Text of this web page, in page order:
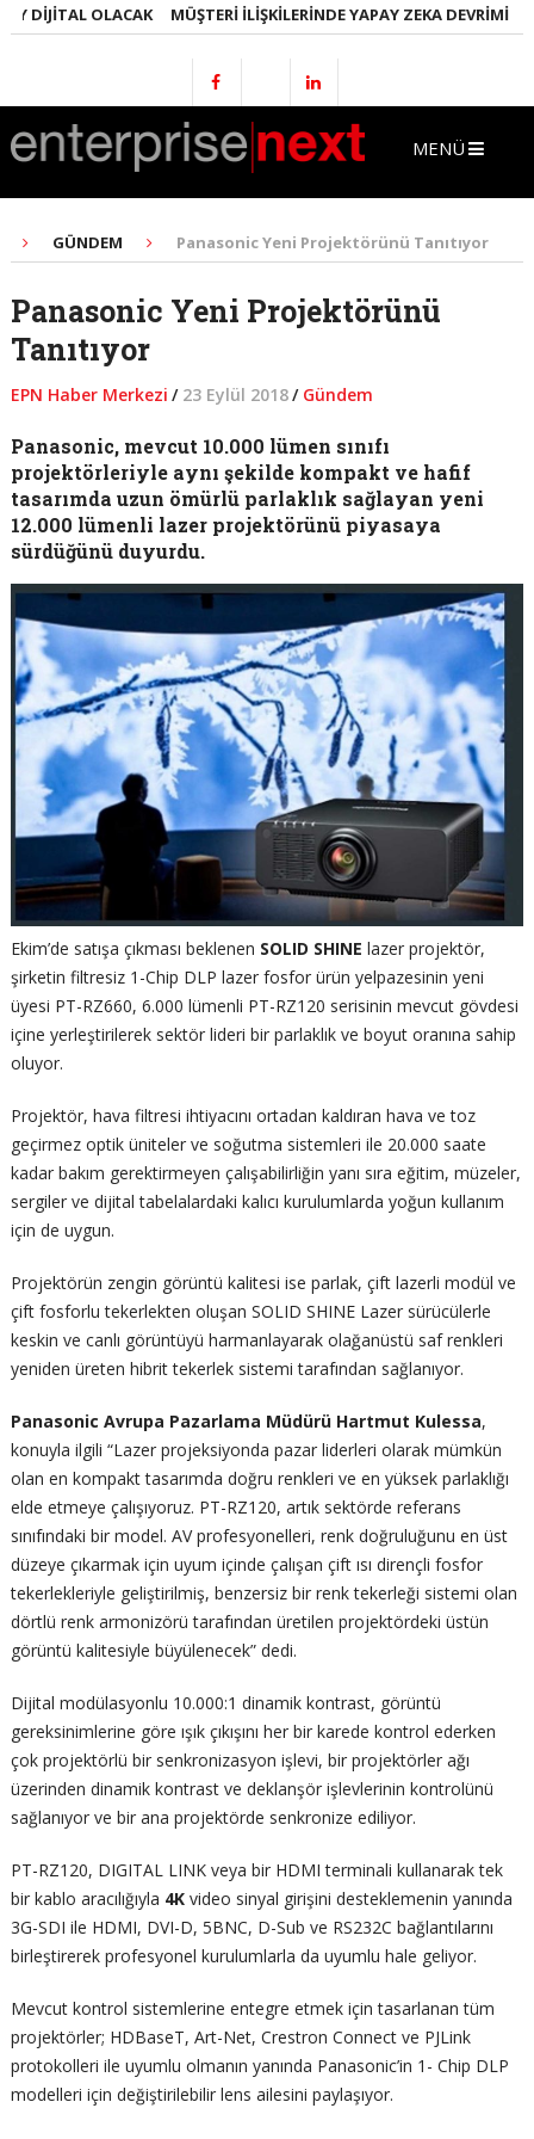
DIJITAL OLACAK MÜŞTERI İLIŞKILERINDE YAPAY ZEKA DEVRIMI
MENÜ
GÜNDEM Panasonic Yeni Projektörünü Tanıtıyor
Panasonic Yeni Projektörünü
Tanıtıyor
EPN Haber Merkezi / 23 Eylül 2018/ Gündem
Panasonic, mevcut 10.000 lümen sınıfı
projektörleriyle aynı şekilde kompakt ve hafif
tasarımda uzun ömürlü parlaklık sağlayan yeni
12.000 lümenli lazer projektörünü piyasaya
sürdüğünü duyurdu.
Ekim’de satışa çıkması beklenen SOLID SHINE lazer projektör,
şirketin filtresiz 1-Chip DLP lazer fosfor ürün yelpazesinin yeni
üyesi PT-RZ660, 6.000 lümenli PT-RZ120 serisinin mevcut gövdesi
içine yerleştirilerek sektör lideri bir parlaklık ve boyut oranına sahip
oluyor.
Projektör, hava filtresi ihtiyacını ortadan kaldıran hava ve toz
geçirmez optik üniteler ve soğutma sistemleri ile 20.000 saate
kadar bakım gerektirmeyen çalışabilirliğin yanı sıra eğitim, müzeler,
sergiler ve dijital tabelalardaki kalıcı kurulumlarda yoğun kullanım
için de uygun.
Projektörün zengin görüntü kalitesi ise parlak, çift lazerli modül ve
çift fosforlu tekerlekten oluşan SOLID SHINE Lazer sürücülerle
keskin ve canlı görüntüyü harmanlayarak olağanüstü saf renkleri
yeniden üreten hibrit tekerlek sistemi tarafından sağlanıyor.
Panasonic Avrupa Pazarlama Müdürü Hartmut Kulessa,
konuyla ilgili “Lazer projeksiyonda pazar liderleri olarak mümkün
olan en kompakt tasarımda doğru renkleri ve en yüksek parlaklığı
elde etmeye çalışıyoruz. PT-RZ120, artık sektörde referans
sınıfındaki bir model. AV profesyonelleri, renk doğruluğunu en üst
düzeye çıkarmak için uyum içinde çalışan çift ısı dirençli fosfor
tekerlekleriyle geliştirilmiş, benzersiz bir renk tekerleği sistemi olan
dörtlü renk armonizörü tarafından üretilen projektördeki üstün
görüntü kalitesiyle büyülenecek” dedi.
Dijital modülasyonlu 10.000:1 dinamik kontrast, görüntü
gereksinimlerine göre ışık çıkışını her bir karede kontrol ederken
çok projektörlü bir senkronizasyon işlevi, bir projektörler ağı
üzerinden dinamik kontrast ve deklanşör işlevlerinin kontrolünü
sağlanıyor ve bir ana projektörde senkronize ediliyor.
PT-RZ120, DIGITAL LINK veya bir HDMI terminali kullanarak tek
bir kablo aracılığıyla 4Kvideo sinyal girişini desteklemenin yanında
3G-SDI ile HDMI, DVI-D, 5BNC, D-Sub ve RS232C bağlantılarını
birleştirerek profesyonel kurulumlarla da uyumlu hale geliyor.
Mevcut kontrol sistemlerine entegre etmek için tasarlanan tüm
projektörler; HDBaseT, Art-Net, Crestron Connect ve PJLink
protokolleri ile uyumlu olmanın yanında Panasonic’in 1- Chip DLP
modelleri için değiştirilebilir lens ailesini paylaşıyor.